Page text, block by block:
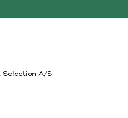
Selection A/S